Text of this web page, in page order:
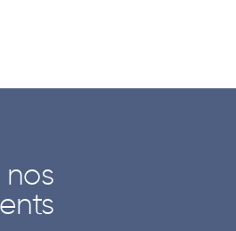
nos